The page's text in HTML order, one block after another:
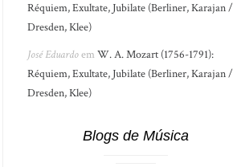
Réquiem, Exultate, Jubilate (Berliner, Karajan /
Dresden, Klee)
José EduardoemW. A. Mozart (1756-1791):
Réquiem, Exultate, Jubilate (Berliner, Karajan /
Dresden, Klee)
Blogs de Música